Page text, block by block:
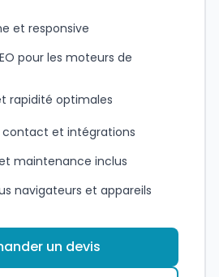
et responsive
pour les moteurs de
rapidité optimales
contact et intégrations
maintenance inclus
navigateurs et appareils
un devis